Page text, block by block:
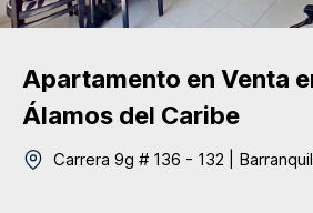
Apartamento en Venta
Álamos del Caribe
Carrera 9g # 136 - 132